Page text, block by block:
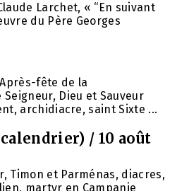
Larchet, « “En suivant
du Père Georges
fête de la
Dieu et Sauveur
archidiacre, saint Sixte ...
/ 10 août
Timon et Parménas, diacres,
martyr en Campanie